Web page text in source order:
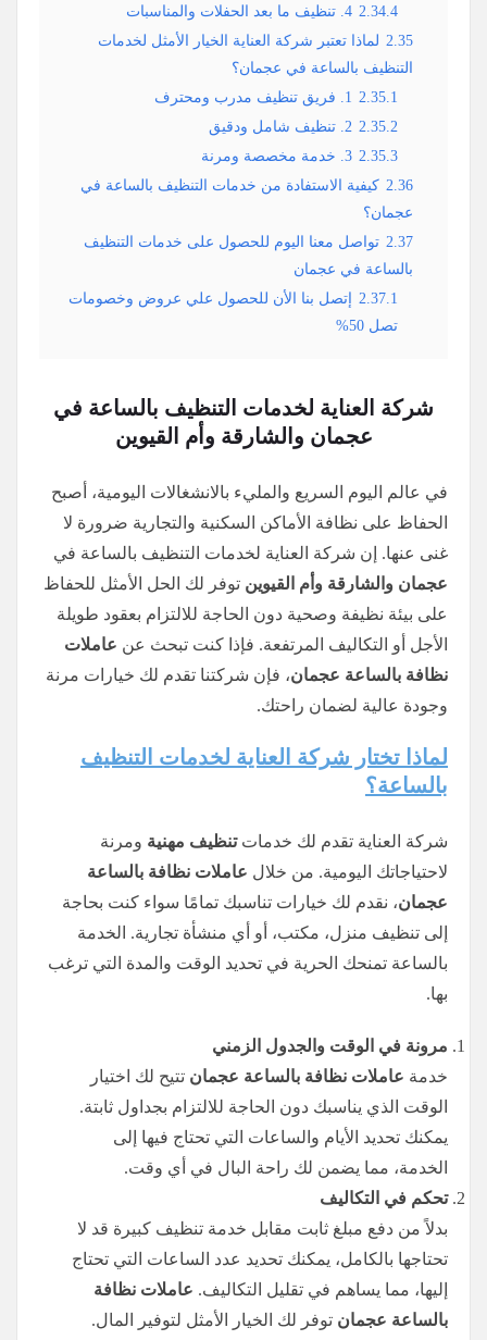
2.34.4 4. تنظيف ما بعد الحفلات والمناسبات
2.35 لماذا تعتبر شركة العناية الخيار الأمثل لخدمات
التنظيف بالساعة في عجمان؟
2.35.1 1. فريق تنظيف مدرب ومحترف
2.35.2 2. تنظيف شامل ودقيق
2.35.3 3. خدمة مخصصة ومرنة
2.36 كيفية الاستفادة من خدمات التنظيف بالساعة في
عجمان؟
2.37 تواصل معنا اليوم للحصول على خدمات التنظيف
بالساعة في عجمان
2.37.1 إتصل بنا الأن للحصول علي عروض وخصومات
تصل 50%
شركة العناية لخدمات التنظيف بالساعة في
عجمان والشارقة وأم القيوين
في عالم اليوم السريع والمليء بالانشغالات اليومية، أصبح
الحفاظ على نظافة الأماكن السكنية والتجارية ضرورة لا
غنى عنها. إن شركة العناية لخدمات التنظيف بالساعة في
عجمان والشارقة وأم القيوين توفر لك الحل الأمثل للحفاظ
على بيئة نظيفة وصحية دون الحاجة للالتزام بعقود طويلة
الأجل أو التكاليف المرتفعة. فإذا كنت تبحث عن عاملات
نظافة بالساعة عجمان، فإن شركتنا تقدم لك خيارات مرنة
وجودة عالية لضمان راحتك.
لماذا تختار شركة العناية لخدمات التنظيف
بالساعة؟
شركة العناية تقدم لك خدماتتنظيف مهنية ومرنة
لاحتياجاتك اليومية. من خلال عاملات نظافة بالساعة
عجمان، نقدم لك خيارات تناسبك تمامًا سواء كنت بحاجة
إلى تنظيف منزل، مكتب، أو أي منشأة تجارية. الخدمة
بالساعة تمنحك الحرية في تحديد الوقت والمدة التي ترغب
بها.
مرونة في الوقت والجدول الزمني
خدمة عاملات نظافة بالساعة عجمان تتيح لك اختيار
الوقت الذي يناسبك دون الحاجة للالتزام بجداول ثابتة.
يمكنك تحديد الأيام والساعات التي تحتاج فيها إلى
الخدمة، مما يضمن لك راحة البال في أي وقت.
تحكم في التكاليف
بدلاً من دفع مبلغ ثابت مقابل خدمة تنظيف كبيرة قد لا
تحتاجها بالكامل، يمكنك تحديد عدد الساعات التي تحتاج
إليها، مما يساهم في تقليل التكاليف. عاملات نظافة
بالساعة عجمان توفر لك الخيار الأمثل لتوفير المال.